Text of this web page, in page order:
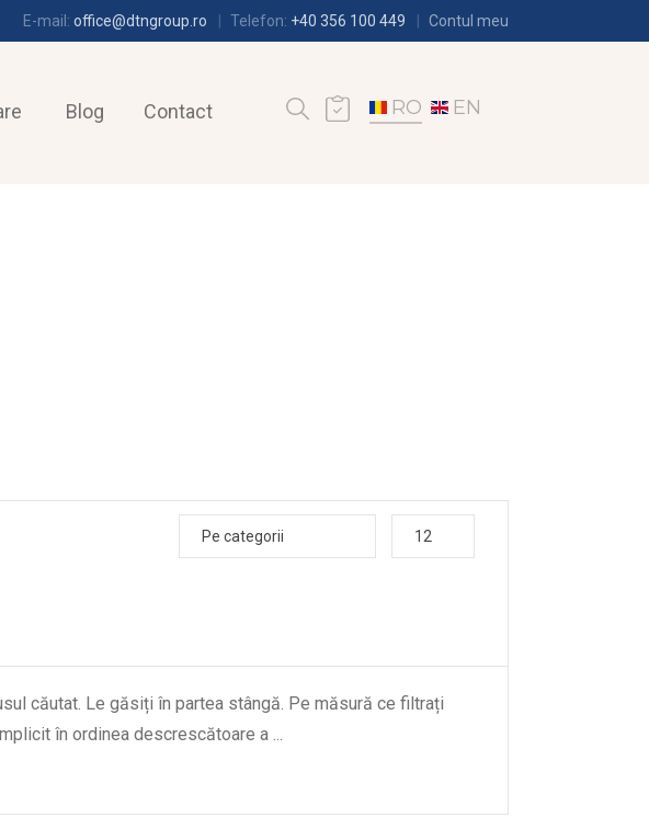
E-mail: office@dtngroup.ro Telefon: +40 356 100 449 Contul meu
Blog Contact RO EN
Pe categorii 12
căutat. Le găsiți în partea stângă. Pe măsură ce filtrați
în ordinea descrescătoare a...